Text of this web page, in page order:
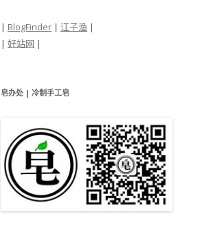
| BlogFinder | 江子渔 |
| 好站网 |
皂办处 | 冷制手工皂